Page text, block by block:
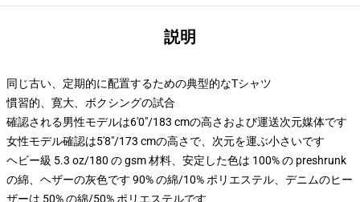
説明
同じ古い、定期的に配置するための典型的なTシャツ
慣習的、寛大、ボクシングの試合
確認される男性モデルは6'0"/183 cmの高さおよび運送次元媒体です
女性モデル確認は5'8"/173 cmの高さで、次元を運ぶ小さいです
ヘビー級 5.3 oz/180 の gsm 材料、安定した色は 100% の preshrunk
の綿、ヘザーの灰色です 90% の綿/10% ポリエステル、デニムのヒー
ザーは 50% の綿/50% ポリエステルです